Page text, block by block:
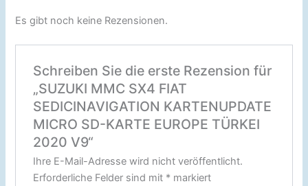
Es gibt noch keine Rezensionen.
Schreiben Sie die erste Rezension für
„SUZUKI MMC SX4 FIAT
SEDICINAVIGATION KARTENUPDATE
MICRO SD-KARTE EUROPE TÜRKEI
2020 V9“
Ihre E-Mail-Adresse wird nicht veröffentlicht.
Erforderliche Felder sind mit *markiert